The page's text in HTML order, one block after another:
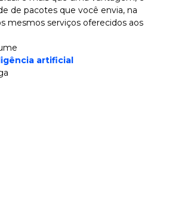
de pacotes que você envia, na
mesmos serviços oferecidos aos
artificial